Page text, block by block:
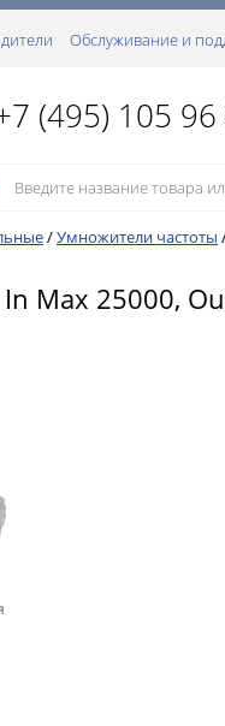
Обслуживание и
(495) 105
/Умножители частоты
Max 25000,